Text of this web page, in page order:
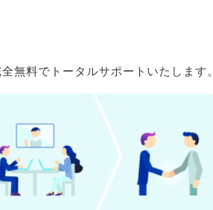
無料でトータルサポートいたします。